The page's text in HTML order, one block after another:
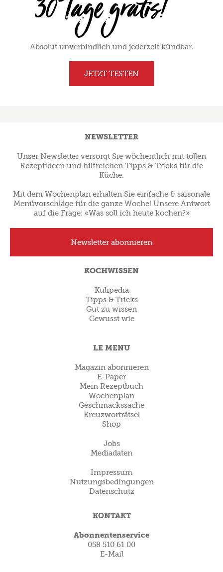
Absolut unverbindlich und jederzeit kündbar.
JETZT TESTEN
NEWSLETTER
Unser Newsletter versorgt Sie wöchentlich mit tollen
Rezeptideen und hilfreichen Tipps & Tricks für die
Küche.
Mit dem Wochenplan erhalten Sie einfache & saisonale
Menüvorschläge für die ganze Woche! Unsere Antwort
auf die Frage: «Was soll ich heute kochen?»
Newsletter abonnieren
KOCHWISSEN
Kulipedia
Tipps & Tricks
Gut zu wissen
Gewusst wie
LE MENU
Magazin abonnieren
E-Paper
Mein Rezeptbuch
Wochenplan
Geschmackssache
Kreuzworträtsel
Shop
Jobs
Mediadaten
Impressum
Nutzungsbedingungen
Datenschutz
KONTAKT
Abonnentenservice
058 510 61 00
E-Mail